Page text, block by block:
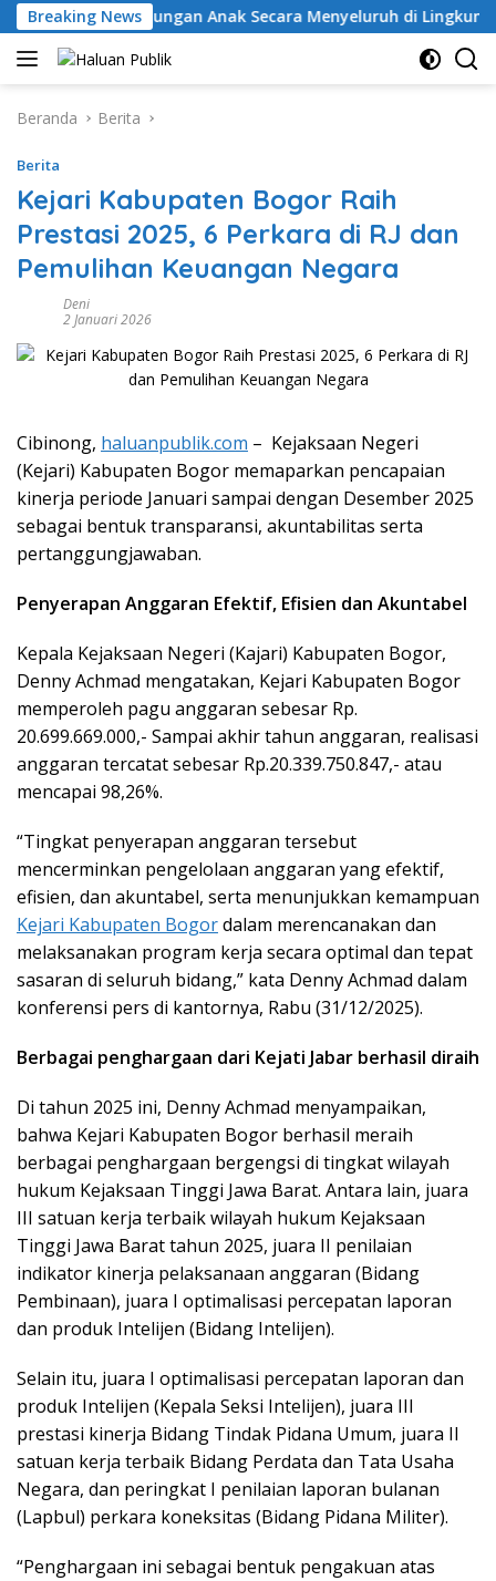
Langsung
ke
konten
Breaking News
Perlindungan Anak Secara Menyeluruh di Lingkungan
Beranda Berita
Berita
Kejari Kabupaten Bogor Raih
Prestasi 2025, 6 Perkara di RJ dan
Pemulihan Keuangan Negara
Deni
2 Januari 2026
Cibinong, haluanpublik.com – Kejaksaan Negeri
(Kejari) Kabupaten Bogor memaparkan pencapaian
kinerja periode Januari sampai dengan Desember 2025
sebagai bentuk transparansi, akuntabilitas serta
pertanggungjawaban.
Penyerapan Anggaran Efektif, Efisien dan Akuntabel
Kepala Kejaksaan Negeri (Kajari) Kabupaten Bogor,
Denny Achmad mengatakan, Kejari Kabupaten Bogor
memperoleh pagu anggaran sebesar Rp.
20.699.669.000,- Sampai akhir tahun anggaran, realisasi
anggaran tercatat sebesar Rp.20.339.750.847,- atau
mencapai 98,26%.
“Tingkat penyerapan anggaran tersebut
mencerminkan pengelolaan anggaran yang efektif,
efisien, dan akuntabel, serta menunjukkan kemampuan
Kejari Kabupaten Bogordalam merencanakan dan
melaksanakan program kerja secara optimal dan tepat
sasaran di seluruh bidang,” kata Denny Achmad dalam
konferensi pers di kantornya, Rabu (31/12/2025).
Berbagai penghargaan dari Kejati Jabar berhasil diraih
Di tahun 2025 ini, Denny Achmad menyampaikan,
bahwa Kejari Kabupaten Bogor berhasil meraih
berbagai penghargaan bergengsi di tingkat wilayah
hukum Kejaksaan Tinggi Jawa Barat. Antara lain, juara
III satuan kerja terbaik wilayah hukum Kejaksaan
Tinggi Jawa Barat tahun 2025, juara II penilaian
indikator kinerja pelaksanaan anggaran (Bidang
Pembinaan), juara I optimalisasi percepatan laporan
dan produk Intelijen (Bidang Intelijen).
Selain itu, juara I optimalisasi percepatan laporan dan
produk Intelijen (Kepala Seksi Intelijen), juara III
prestasi kinerja Bidang Tindak Pidana Umum, juara II
satuan kerja terbaik Bidang Perdata dan Tata Usaha
Negara, dan peringkat I penilaian laporan bulanan
(Lapbul) perkara koneksitas (Bidang Pidana Militer).
“Penghargaan ini sebagai bentuk pengakuan atas